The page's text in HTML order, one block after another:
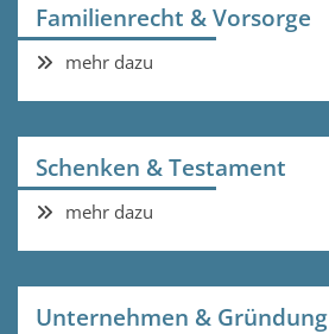
Familienrecht & Vorsorge
mehr dazu
Schenken & Testament
mehr dazu
Unternehmen & Gründung